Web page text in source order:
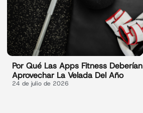
Por Qué Las Apps Fitness Deberían
Aprovechar La Velada Del Año
24 de julio de 2026